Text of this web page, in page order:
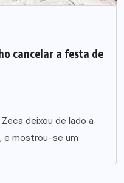
cancelar a festa de
deixou de lado a
e mostrou-se um